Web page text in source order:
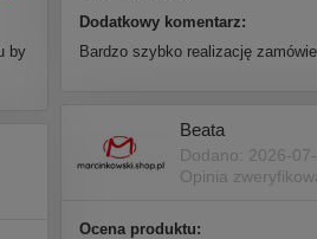
by
Dodatkowy komentarz:
Bardzo szybko realizację
Beata
Dodano: 2026-07-
Opinia
Ocena produktu: